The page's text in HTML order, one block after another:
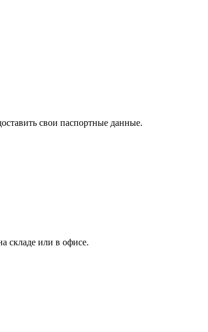
свои паспортные данные.
складе или в офисе.